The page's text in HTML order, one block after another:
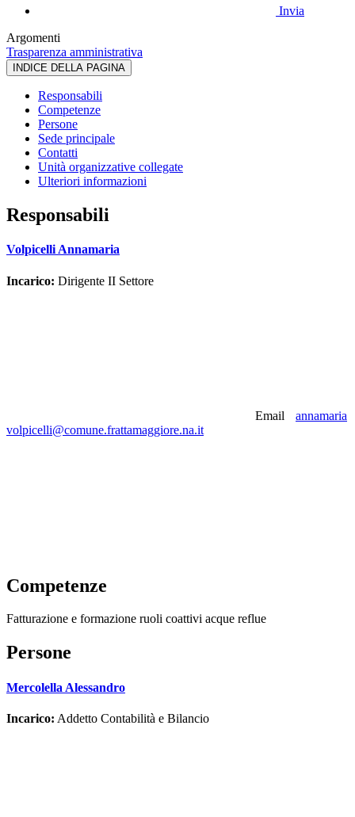
Invia
Argomenti
Trasparenza amministrativa
INDICE DELLA PAGINA
Responsabili
Competenze
Persone
Sede principale
Contatti
Unità organizzative collegate
Ulteriori informazioni
Responsabili
Volpicelli Annamaria
Incarico: Dirigente II Settore
Email
annamaria
volpicelli@comune.frattamaggiore.na.it
Competenze
Fatturazione e formazione ruoli coattivi acque reflue
Persone
Mercolella Alessandro
Incarico: Addetto Contabilità e Bilancio